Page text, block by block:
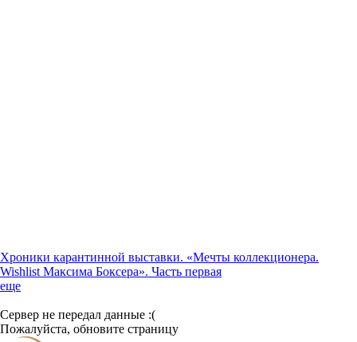
Хроники карантинной выставки. «Мечты коллекционера.
Wishlist Максима Боксера». Часть первая
еще
Сервер не передал данные :(
Пожалуйста, обновите страницу